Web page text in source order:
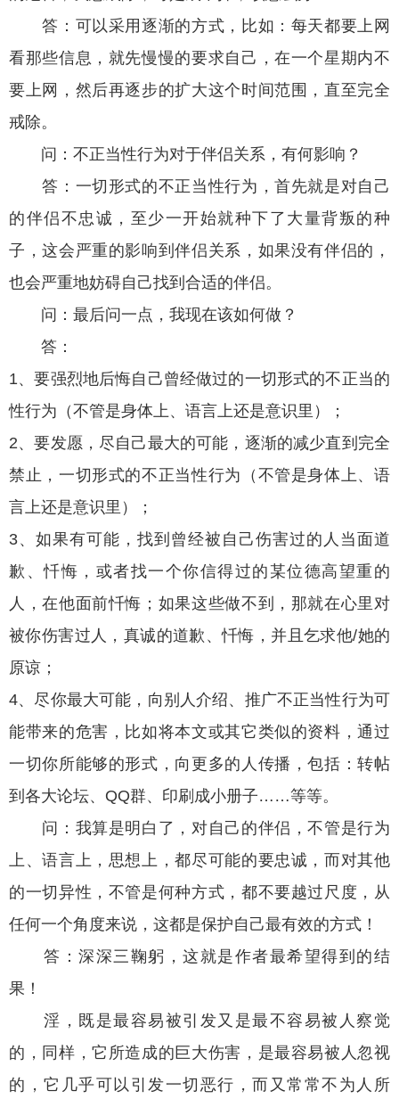
答：可以采用逐渐的方式，比如：每天都要上网
看那些信息，就先慢慢的要求自己，在一个星期内不
要上网，然后再逐步的扩大这个时间范围，直至完全
戒除。
问：不正当性行为对于伴侣关系，有何影响？
答：一切形式的不正当性行为，首先就是对自己
的伴侣不忠诚，至少一开始就种下了大量背叛的种
子，这会严重的影响到伴侣关系，如果没有伴侣的，
也会严重地妨碍自己找到合适的伴侣。
问：最后问一点，我现在该如何做？
答：
1、要强烈地后悔自己曾经做过的一切形式的不正当的
性行为（不管是身体上、语言上还是意识里）；
2、要发愿，尽自己最大的可能，逐渐的减少直到完全
禁止，一切形式的不正当性行为（不管是身体上、语
言上还是意识里）；
3、如果有可能，找到曾经被自己伤害过的人当面道
歉、忏悔，或者找一个你信得过的某位德高望重的
人，在他面前忏悔；如果这些做不到，那就在心里对
被你伤害过人，真诚的道歉、忏悔，并且乞求他/她的
原谅；
4、尽你最大可能，向别人介绍、推广不正当性行为可
能带来的危害，比如将本文或其它类似的资料，通过
一切你所能够的形式，向更多的人传播，包括：转帖
到各大论坛、QQ群、印刷成小册子……等等。
问：我算是明白了，对自己的伴侣，不管是行为
上、语言上，思想上，都尽可能的要忠诚，而对其他
的一切异性，不管是何种方式，都不要越过尺度，从
任何一个角度来说，这都是保护自己最有效的方式！
答：深深三鞠躬，这就是作者最希望得到的结
果！
淫，既是最容易被引发又是最不容易被人察觉
的，同样，它所造成的巨大伤害，是最容易被人忽视
的，它几乎可以引发一切恶行，而又常常不为人所